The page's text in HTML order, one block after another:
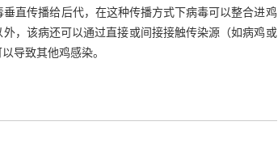
直传播给后代，在这种传播方式下病毒可以整合进鸡
外，该病还可以通过直接或间接接触传染源（如病鸡或
导致其他鸡感染。